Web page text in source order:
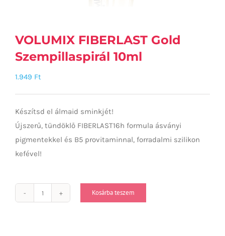
VOLUMIX FIBERLAST Gold
Szempillaspirál 10ml
1.949 Ft
Készítsd el álmaid sminkjét!
Újszerű, tündöklő FIBERLAST16h formula ásványi
pigmentekkel és B5 provitaminnal, forradalmi szilikon
kefével!
VOLUMIX
Kosárba teszem